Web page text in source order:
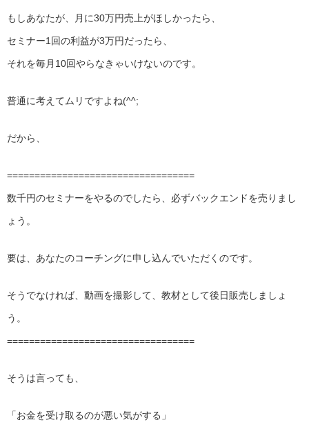
もしあなたが、月に30万円売上がほしかったら、
セミナー1回の利益が3万円だったら、
それを毎月10回やらなきゃいけないのです。
普通に考えてムリですよね(^^;
だから、
==================================
数千円のセミナーをやるのでしたら、必ずバックエンドを売りまし
ょう。
要は、あなたのコーチングに申し込んでいただくのです。
そうでなければ、動画を撮影して、教材として後日販売しましょ
う。
==================================
そうは言っても、
「お金を受け取るのが悪い気がする」